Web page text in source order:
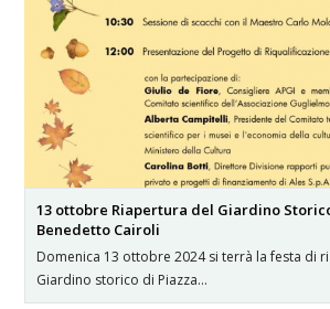
13 ottobre Riapertura del Giardino
Benedetto Cairoli
Domenica 13 ottobre 2024 si terrà la festa di
Giardino storico di Piazza…